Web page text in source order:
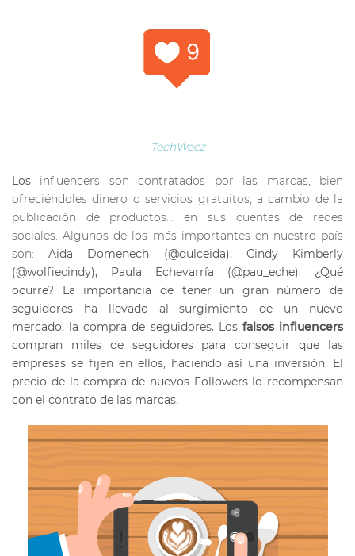
TechWeez
Los influencers son contratados por las marcas, bien
ofreciéndoles dinero o servicios gratuitos, a cambio de la
publicación de productos… en sus cuentas de redes
sociales. Algunos de los más importantes en nuestro país
son:Aida Domenech (@dulceida), Cindy Kimberly
(@wolfiecindy), Paula Echevarría (@pau_eche). ¿Qué
ocurre? La importancia de tener un gran número de
seguidores ha llevado al surgimiento de un nuevo
mercado, la compra de seguidores. Los falsos influencers
compran miles de seguidores para conseguir que las
empresas se fijen en ellos, haciendo así una inversión. El
precio de la compra de nuevos Followers lo recompensan
con el contrato de las marcas.